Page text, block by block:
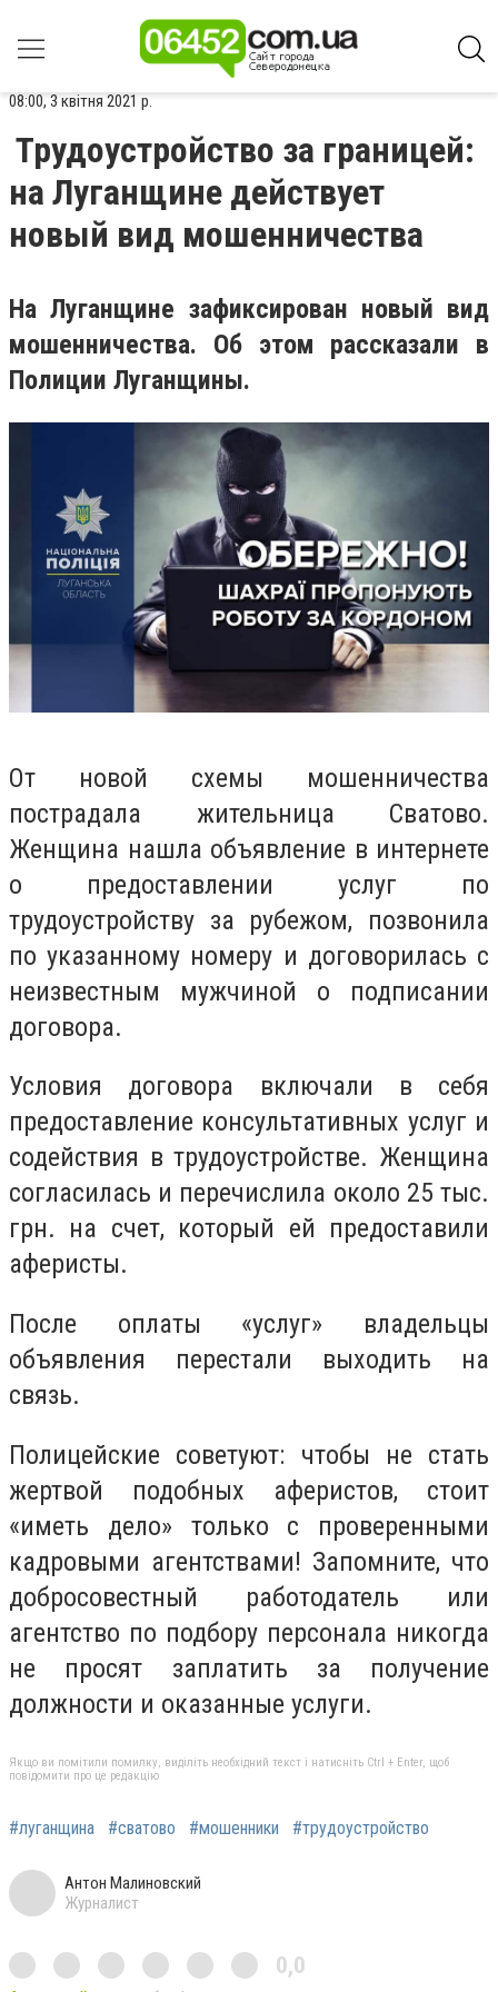
08:00, 3 квітня 2021 р.
Трудоустройство за границей:
на Луганщине действует
новый вид мошенничества
На Луганщине зафиксирован новый вид
мошенничества. Об этом рассказали в
Полиции Луганщины.
От новой схемы мошенничества
пострадала жительница Сватово.
Женщина нашла объявление в интернете
о предоставлении услуг по
трудоустройству за рубежом, позвонила
по указанному номеру и договорилась с
неизвестным мужчиной о подписании
договора.
Условия договора включали в себя
предоставление консультативных услуг и
содействия в трудоустройстве. Женщина
согласилась и перечислила около 25 тыс.
грн. на счет, который ей предоставили
аферисты.
После оплаты «услуг» владельцы
объявления перестали выходить на
связь.
Полицейские советуют: чтобы не стать
жертвой подобных аферистов, стоит
«иметь дело» только с проверенными
кадровыми агентствами! Запомните, что
добросовестный работодатель или
агентство по подбору персонала никогда
не просят заплатить за получение
должности и оказанные услуги.
Якщо ви помітили помилку, виділіть необхідний текст і натисніть Ctrl + Enter, щоб
повідомити про це редакцію
#луганщина #сватово #мошенники #трудоустройство
Антон Малиновский
Журналист
0,0